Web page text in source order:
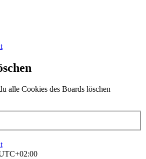
alle Cookies des Boards löschen